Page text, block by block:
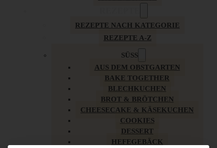
REZEPTE NACH KATEGORIE
REZEPTE A-Z
SÜSS
AUS DEM OBSTGARTEN
BAKE TOGETHER
BLECHKUCHEN
BROT & BRÖTCHEN
CHEESECAKE & KÄSEKUCHEN
COOKIES
DESSERT
HEFEGEBÄCK